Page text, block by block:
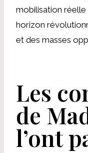
mobilisation réelle
horizon
et des masses
Les
de
l’ont